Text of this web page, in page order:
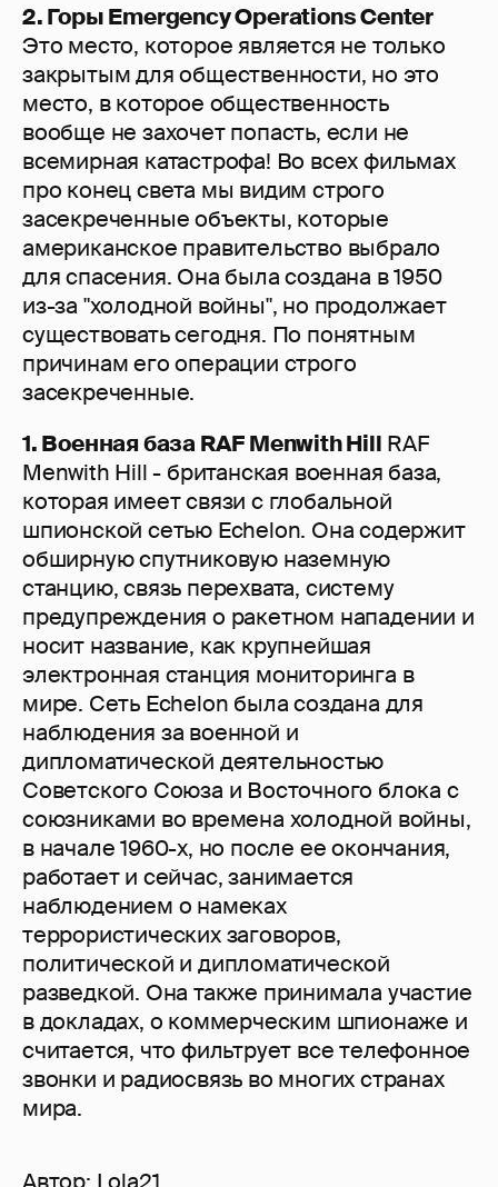
2. Горы Emergency Operations Center
Это место, которое является не только
закрытым для общественности, но это
место, в которое общественность
вообще не захочет попасть, если не
всемирная катастрофа! Во всех фильмах
про конец света мы видим строго
засекреченные объекты, которые
американское правительство выбрало
для спасения. Она была создана в 1950
из-за "холодной войны", но продолжает
существовать сегодня. По понятным
причинам его операции строго
засекреченные.
1. Военная база RAF Menwith Hill RAF
Menwith Hill - британская военная база,
которая имеет связи с глобальной
шпионской сетью Echelon. Она содержит
обширную спутниковую наземную
станцию, связь перехвата, систему
предупреждения о ракетном нападении и
носит название, как крупнейшая
электронная станция мониторинга в
мире. Сеть Echelon была создана для
наблюдения за военной и
дипломатической деятельностью
Советского Союза и Восточного блока с
союзниками во времена холодной войны,
в начале 1960-х, но после ее окончания,
работает и сейчас, занимается
наблюдением о намеках
террористических заговоров,
политической и дипломатической
разведкой. Она также принимала участие
в докладах, о коммерческим шпионаже и
считается, что фильтрует все телефонное
звонки и радиосвязь во многих странах
мира.